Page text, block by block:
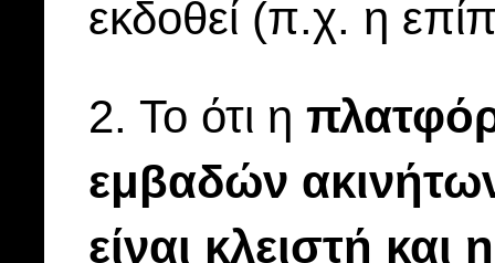
εκδοθεί (π.χ. η
2. Το ότι η
εμβαδών
είναι κλειστή